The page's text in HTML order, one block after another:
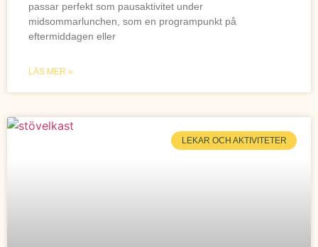
passar perfekt som pausaktivitet under
midsommarlunchen, som en programpunkt på
eftermiddagen eller
LÄS MER »
LEKAR OCH AKTIVITETER